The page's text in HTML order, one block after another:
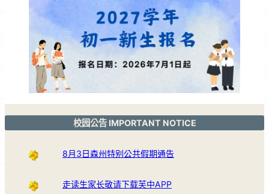
校园公告 IMPORTANT NOTICE
8月3日森州特别公共假期通告
走读生家长敬请下载芙中APP